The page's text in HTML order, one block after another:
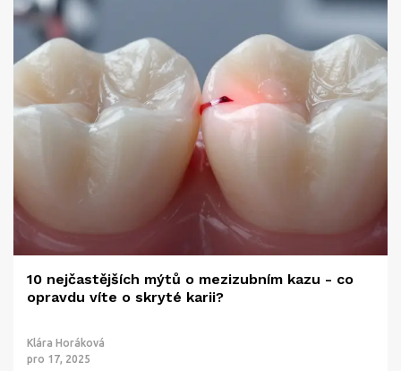
10 nejčastějších mýtů o mezizubním kazu - co
opravdu víte o skryté karii?
Klára Horáková
pro 17, 2025